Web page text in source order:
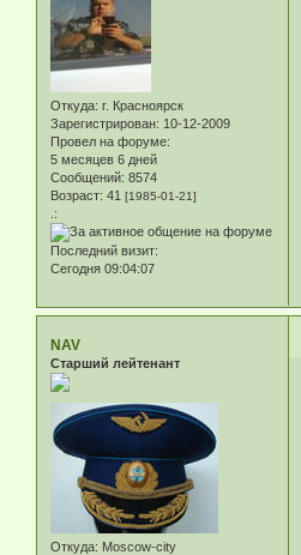
Откуда: г. Красноярск
Зарегистрирован: 10-12-2009
Провел на форуме:
5 месяцев 6 дней
Сообщений: 8574
Возраст: 41 [1985-01-21]
.:
Последний визит:
Сегодня 09:04:07
NAV
Старший лейтенант
Откуда: Moscow-city